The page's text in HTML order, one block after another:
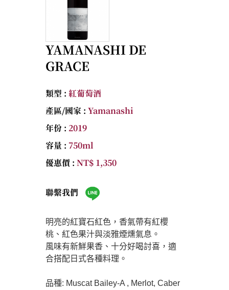
YAMANASHI DE
GRACE
類型 : 紅葡萄酒
產區/國家 : Yamanashi
年份 : 2019
容量 : 750ml
優惠價 : NT$ 1,350
聯繫我們
明亮的紅寶石紅色，香氣帶有紅櫻
桃、紅色果汁與淡雅煙燻氣息。
風味有新鮮果香、十分好喝討喜，適
合搭配日式各種料理。
品種: Muscat Bailey-A , Merlot, Caber